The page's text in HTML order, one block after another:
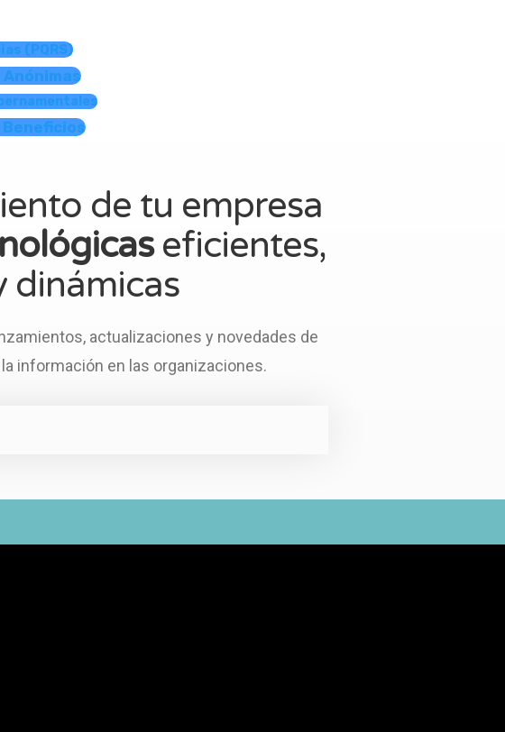
(PQRS)
de tu empresa
eficientes,
dinámicas
actualizaciones y novedades de
información en las organizaciones.